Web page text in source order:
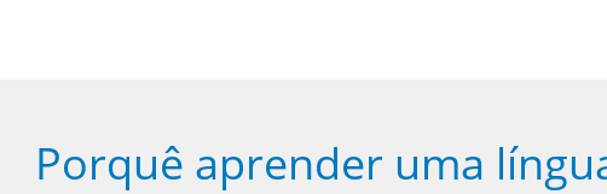
Porquê aprender uma